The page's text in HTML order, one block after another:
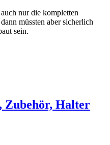
nur die kompletten
müssten aber sicherlich
sein.
Zubehör, Halter